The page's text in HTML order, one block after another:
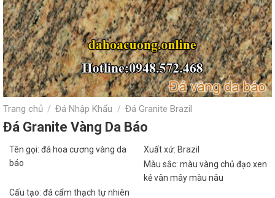
Trang chủ / Đá Nhập Khẩu / Đá Granite Brazil
Đá Granite Vàng Da Báo
Tên gọi: đá hoa cương vàng da
báo
Xuất xứ: Brazil
Màu sắc: màu vàng chủ đạo xen
kẻ vân mây màu nâu
Cấu tạo: đá cẩm thạch tự nhiên